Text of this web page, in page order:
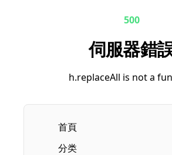
500
伺服器錯
h.replaceAll is not a
首頁
分类